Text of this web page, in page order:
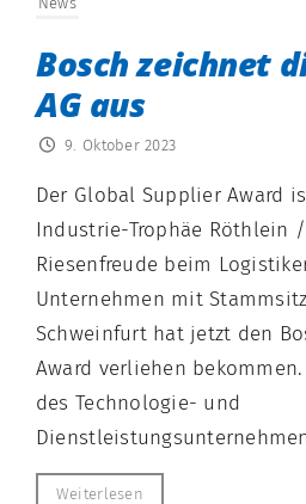
Bosch zeichnet
AG aus
9. Oktober 2023
Der Global Supplier Award
Industrie-Trophäe Röthlein
Riesenfreude beim
Unternehmen mit
Schweinfurt hat jetzt den
Award verliehen
des Technologie- und
Weiterlesen